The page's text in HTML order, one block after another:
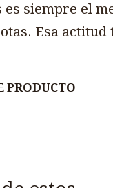
es siempre el
Esa
PRODUCTO